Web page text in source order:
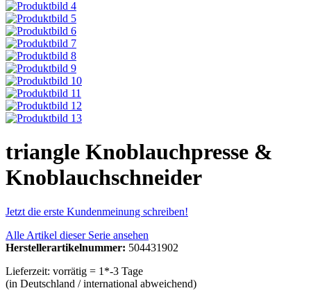
triangle Knoblauchpresse &
Knoblauchschneider
Jetzt die erste Kundenmeinung schreiben!
Alle Artikel dieser Serie ansehen
Herstellerartikelnummer: 504431902
Lieferzeit: vorrätig = 1*-3 Tage
(in Deutschland / international abweichend)